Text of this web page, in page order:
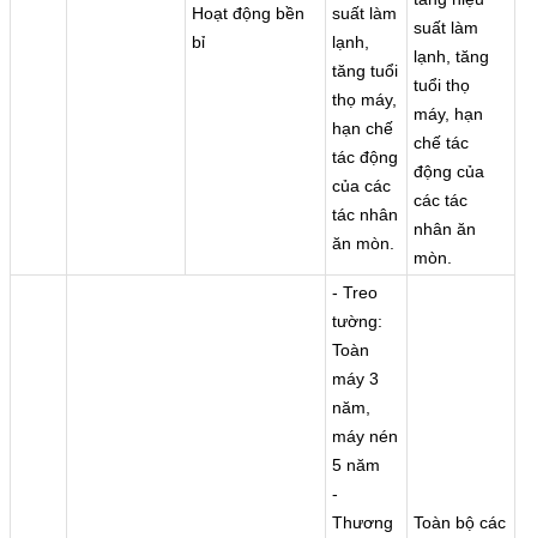
Hoạt động bền
bỉ
suất làm
lạnh,
tăng tuổi
thọ máy,
hạn chế
tác động
của các
tác nhân
ăn mòn.
suất làm
lạnh, tăng
tuổi thọ
máy, hạn
chế tác
động của
các tác
nhân ăn
mòn.
- Treo
tường:
Toàn
máy 3
năm,
máy nén
5 năm
-
Thương
Toàn bộ các